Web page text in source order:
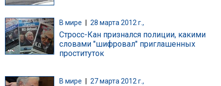
В мире 28 марта 2012 г.,
Стросс-Кан признался полиции, какими
словами "шифровал" приглашенных
проституток
В мире 27 марта 2012 г.,